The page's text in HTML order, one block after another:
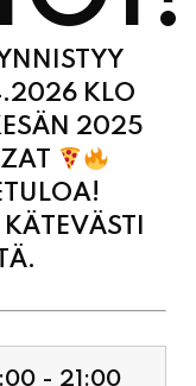
KLO
2025
- 21:00